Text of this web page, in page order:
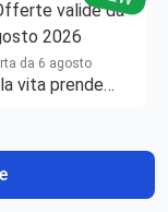
da 6 agosto
vita prende